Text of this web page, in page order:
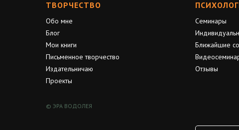
ТВОРЧЕСТВО
Обо мне
Блог
Мои книги
Письменное творчество
Издательничаю
Проекты
Семинары
Ближайшие
Отзывы
© ЭРА ВОДОЛЕЯ